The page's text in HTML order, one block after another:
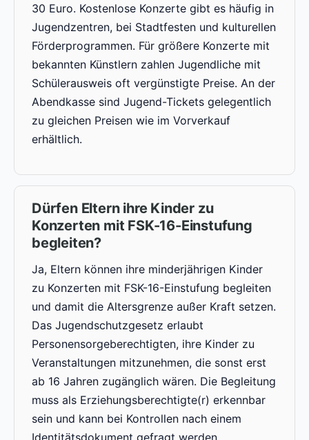
30 Euro. Kostenlose Konzerte gibt es häufig in
Jugendzentren, bei Stadtfesten und kulturellen
Förderprogrammen. Für größere Konzerte mit
bekannten Künstlern zahlen Jugendliche mit
Schülerausweis oft vergünstigte Preise. An der
Abendkasse sind Jugend-Tickets gelegentlich
zu gleichen Preisen wie im Vorverkauf
erhältlich.
Dürfen Eltern ihre Kinder zu
Konzerten mit FSK-16-Einstufung
begleiten?
Ja, Eltern können ihre minderjährigen Kinder
zu Konzerten mit FSK-16-Einstufung begleiten
und damit die Altersgrenze außer Kraft setzen.
Das Jugendschutzgesetz erlaubt
Personensorgeberechtigten, ihre Kinder zu
Veranstaltungen mitzunehmen, die sonst erst
ab 16 Jahren zugänglich wären. Die Begleitung
muss als Erziehungsberechtigte(r) erkennbar
sein und kann bei Kontrollen nach einem